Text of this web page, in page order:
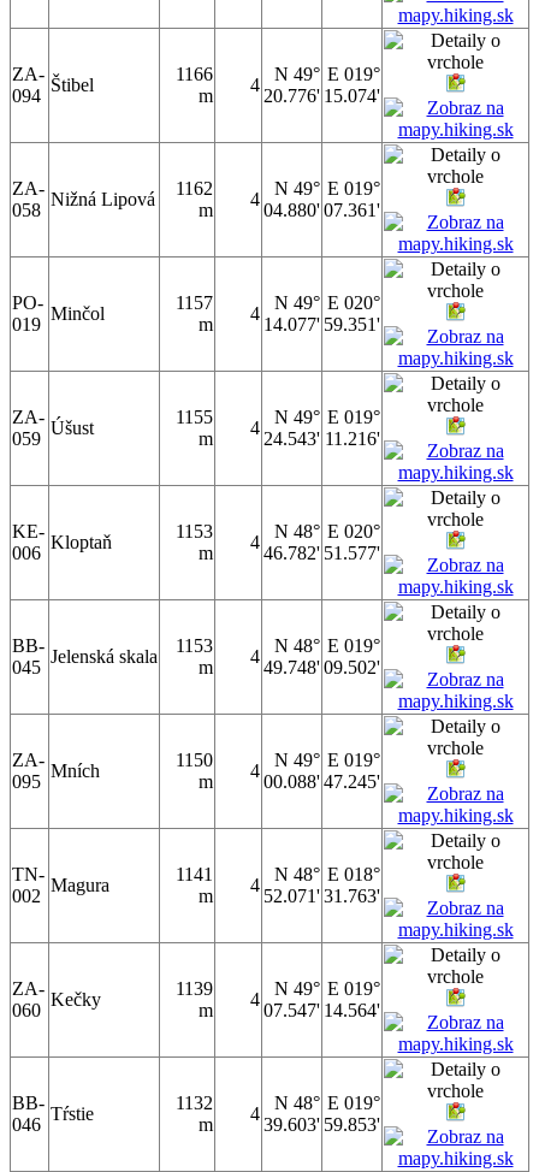
ZA-
094
Štibel
1166
m
4
N 49°
20.776'
E 019°
15.074'
ZA-
058
Nižná Lipová
1162
m
4
N 49°
04.880'
E 019°
07.361'
PO-
019
Minčol
1157
m
4
N 49°
14.077'
E 020°
59.351'
ZA-
059
Úšust
1155
m
4
N 49°
24.543'
E 019°
11.216'
KE-
006
Kloptaň
1153
m
4
N 48°
46.782'
E 020°
51.577'
BB-
045
Jelenská skala
1153
m
4
N 48°
49.748'
E 019°
09.502'
ZA-
095
Mních
1150
m
4
N 49°
00.088'
E 019°
47.245'
TN-
002
Magura
1141
m
4
N 48°
52.071'
E 018°
31.763'
ZA-
060
Kečky
1139
m
4
N 49°
07.547'
E 019°
14.564'
BB-
046
Tŕstie
1132
m
4
N 48°
39.603'
E 019°
59.853'